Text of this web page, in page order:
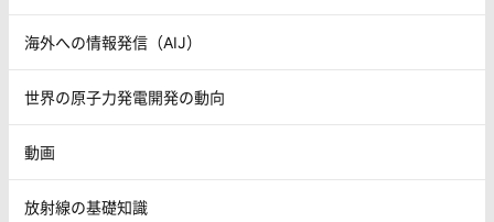
海外への情報発信（AIJ）
世界の原子力発電開発の動向
動画
放射線の基礎知識